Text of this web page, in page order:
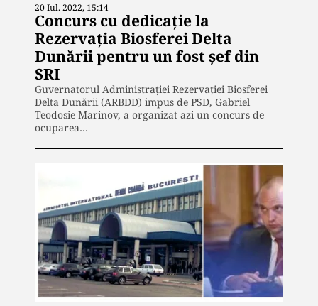
20 Iul. 2022, 15:14
Concurs cu dedicație la
Rezervația Biosferei Delta
Dunării pentru un fost șef din
SRI
Guvernatorul Administrației Rezervației Biosferei
Delta Dunării (ARBDD) impus de PSD, Gabriel
Teodosie Marinov, a organizat azi un concurs de
ocuparea…